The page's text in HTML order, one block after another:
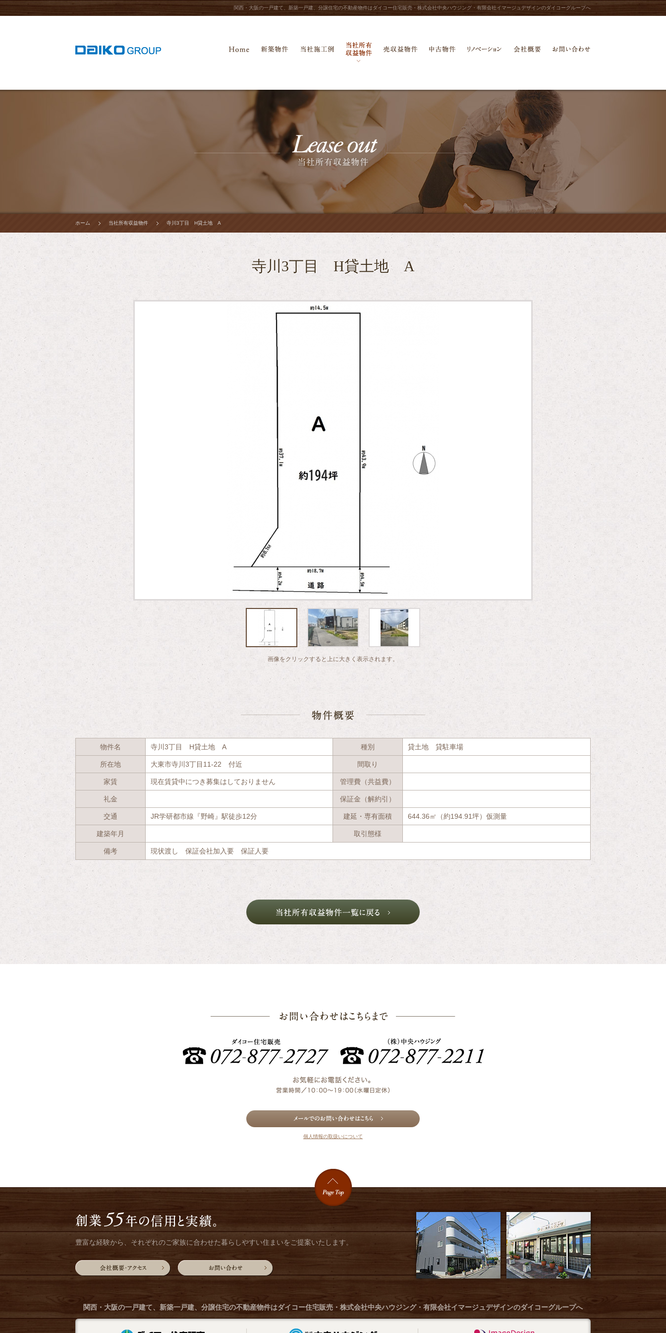
関西・大阪の一戸建て、新築一戸建、分譲住宅の不動産物件はダイコー住宅販売・株式会社中央ハウジング・有限会社イマージュデザインのダイコーグループへ
ホーム 新築物件 当社施工例 当社所有収益物件売収益物件 中古物件 リノベーション会社概要
当社所有収益物件
ホーム 当社所有収益物件 寺川3丁目 H貸土地 A
寺川3丁目 H貸土地 A
画像をクリックすると上に大きく表示されます。
物件名 寺川3丁目 H貸土地 A 種別 貸土地 貸駐車場
所在地 大東市寺川3丁目11-22 付近 間取り
家賃 現在賃貸中につき募集はしておりません 管理費（共益費）
礼金 保証金（解約引）
交通 JR学研都市線『野崎』駅徒歩12分 建延・専有面積 644.36㎡（約194.91坪）仮測量
建築年月 取引態様
備考 現状渡し 保証会社加入要 保証人要
個人情報の取扱いについて
豊富な経験から、それぞれのご家族に合わせた暮らしやすい住まいをご提案いたします。
関西・大阪の一戸建て、新築一戸建、 分譲住宅の不動産物件はダイコー住宅販売・株式会社中央ハウジング・有限会社イマージュデザインのダイコーグループへ